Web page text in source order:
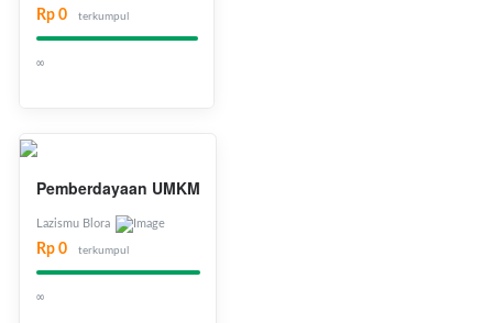
Rp 0 terkumpul
∞
Pemberdayaan UMKM
Lazismu Blora
Rp 0 terkumpul
∞